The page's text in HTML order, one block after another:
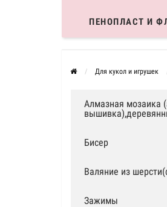
ПЕНОПЛАСТ И
Для кукол и игрушек
Алмазная мозаика
Бисер
Валяние из
Зажимы